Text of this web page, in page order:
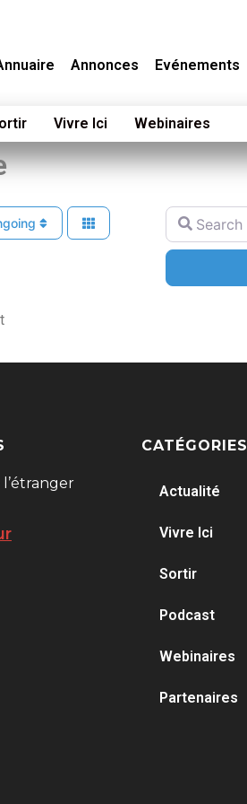
Annonces Evénements
Vivre Ici Webinaires
Search for
l’étranger
CATÉGORIES
Actualité
Vivre Ici
Sortir
Podcast
Webinaires
Partenaires